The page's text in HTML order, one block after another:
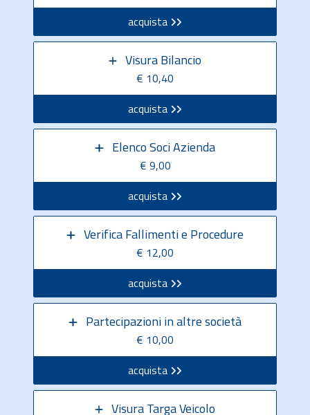
acquista
Visura Bilancio
€ 10,40
acquista
Elenco Soci Azienda
€ 9,00
acquista
Verifica Fallimenti e Procedure
€ 12,00
acquista
Partecipazioni in altre società
€ 10,00
acquista
Visura Targa Veicolo